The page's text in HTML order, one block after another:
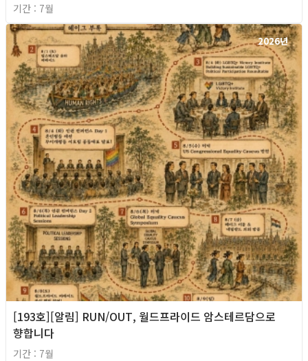
기간 : 7월
2026년
[193호][알림] RUN/OUT, 월드프라이드 암스테르담으로
향합니다
기간 : 7월